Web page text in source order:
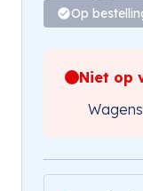
Op
Niet op